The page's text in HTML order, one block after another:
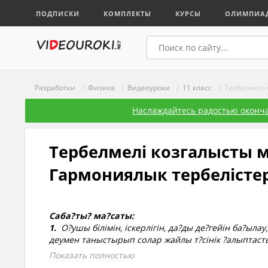
ПОДПИСКИ КОМПЛЕКТЫ КУРСЫ
Разработки / Физика / Видеоуроки / 11 класс / Тербелмелі
Наслаждайтесь радостью
Тербелмелі козгалысты
Гармониялык
Саба?ты? ма?саты:
1. О?ушы білімін, іскерлігін, да?ды де?гейін
деумен таныстырып солар жайлы т?сінік
2.О?ушыларды? білім де?гейін ж?не білім
3.Адамгершілікке, ??ыптылы??а, ал?ырлы??а,
Показать полностью